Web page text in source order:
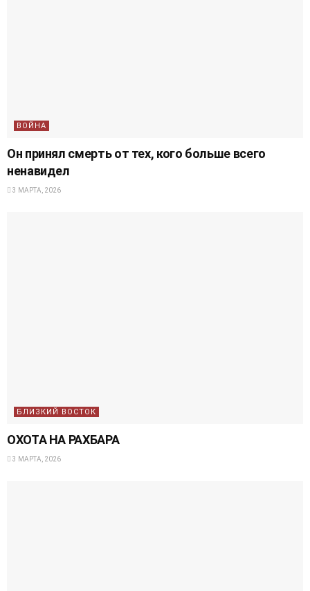
ВОЙНА
Он принял смерть от тех, кого больше всего
ненавидел
3 МАРТА, 2026
БЛИЗКИЙ ВОСТОК
ОХОТА НА РАХБАРА
3 МАРТА, 2026